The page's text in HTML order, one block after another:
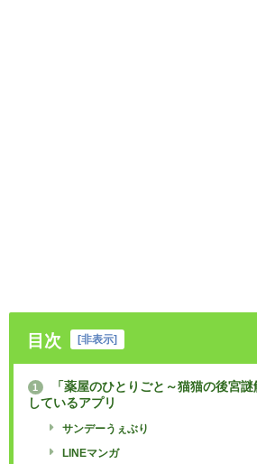
目次 [非表示]
1
「薬屋のひとりごと～猫猫の後宮
しているアプリ
サンデーうぇぶり
LINEマンガ